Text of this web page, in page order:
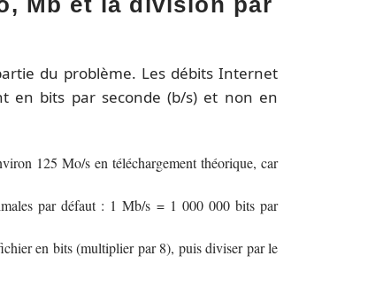
du problème. Les débits Internet
en bits par seconde (b/s) et non en
125 Mo/s en téléchargement théorique, car
par défaut : 1 Mb/s = 1 000 000 bits par
en bits (multiplier par 8), puis diviser par le